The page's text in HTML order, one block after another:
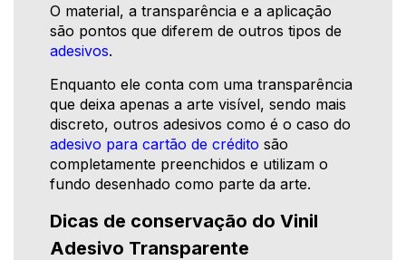
O material, a transparência e a aplicação
são pontos que diferem de outros tipos de
adesivos.
Enquanto ele conta com uma transparência
que deixa apenas a arte visível, sendo mais
discreto, outros adesivos como é o caso do
adesivo para cartão de crédito são
completamente preenchidos e utilizam o
fundo desenhado como parte da arte.
Dicas de conservação do Vinil
Adesivo Transparente